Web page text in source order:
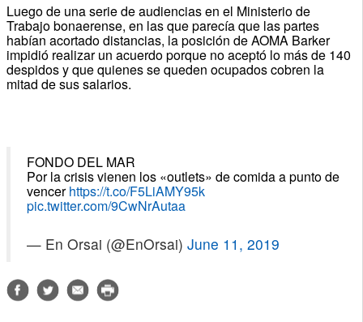
Luego de una serie de audiencias en el Ministerio de
Trabajo bonaerense, en las que parecía que las partes
habían acortado distancias, la posición de AOMA Barker
impidió realizar un acuerdo porque no aceptó lo más de 140
despidos y que quienes se queden ocupados cobren la
mitad de sus salarios.
FONDO DEL MAR
Por la crisis vienen los «outlets» de comida a punto de
vencerhttps://t.co/F5LiAMY95k
pic.twitter.com/9CwNrAutaa
— En Orsai (@EnOrsai) June 11, 2019